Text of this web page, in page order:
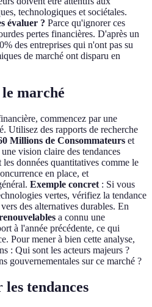
technologiques et sociétales.
évaluer ? Parce qu'ignorer ces
pertes financières. D'après un
des entreprises qui n'ont pas su
de marché ont disparu en
marché
commencez par une
Utilisez des rapports de recherche
Millions de Consommateurs et
vision claire des tendances
données quantitatives comme le
en place, et
Exemple concret : Si vous
vertes, vérifiez la tendance
des alternatives durables. En
a connu une
à l'année précédente, ce qui
Pour mener à bien cette analyse,
: Qui sont les acteurs majeurs ?
gouvernementales sur ce marché ?
tendances